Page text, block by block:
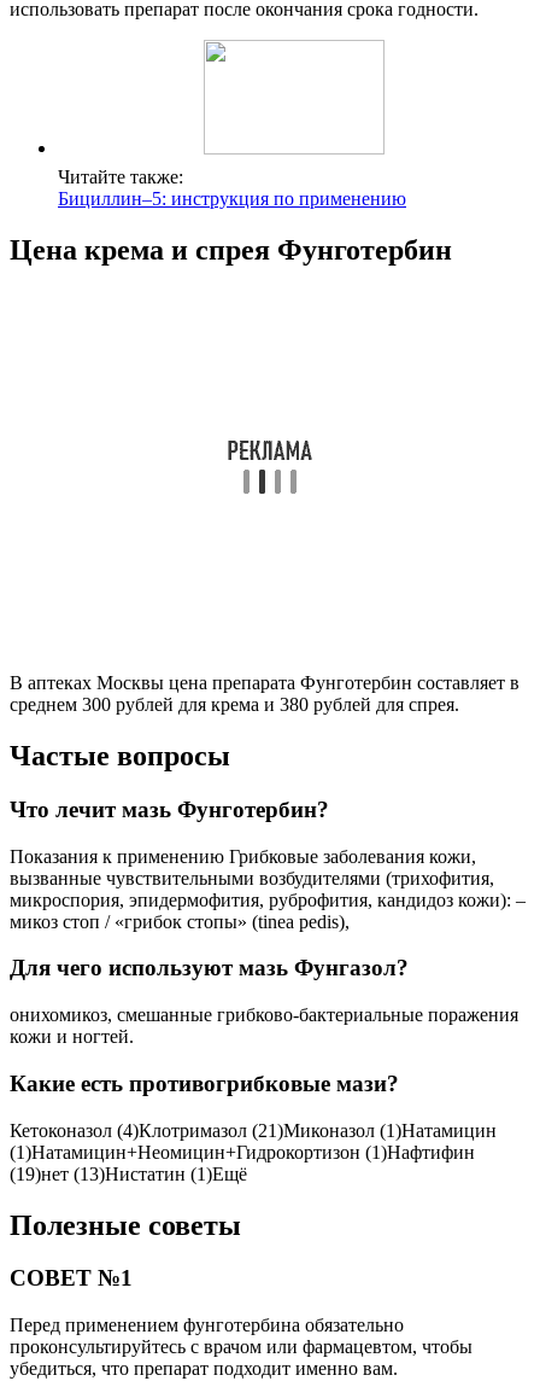
использовать препарат после окончания срока годности.
Читайте также:
Бициллин–5: инструкция по применению
Цена крема и спрея Фунготербин
В аптеках Москвы цена препарата Фунготербин составляет в
среднем 300 рублей для крема и 380 рублей для спрея.
Частые вопросы
Что лечит мазь Фунготербин?
Показания к применению Грибковые заболевания кожи,
вызванные чувствительными возбудителями (трихофития,
микроспория, эпидермофития, руброфития, кандидоз кожи): –
микоз стоп / «грибок стопы» (tinea pedis),
Для чего используют мазь Фунгазол?
онихомикоз, смешанные грибково-бактериальные поражения
кожи и ногтей.
Какие есть противогрибковые мази?
Кетоконазол (4)Клотримазол (21)Миконазол (1)Натамицин
(1)Натамицин+Неомицин+Гидрокортизон (1)Нафтифин
(19)нет (13)Нистатин (1)Ещё
Полезные советы
СОВЕТ №1
Перед применением фунготербина обязательно
проконсультируйтесь с врачом или фармацевтом, чтобы
убедиться, что препарат подходит именно вам.